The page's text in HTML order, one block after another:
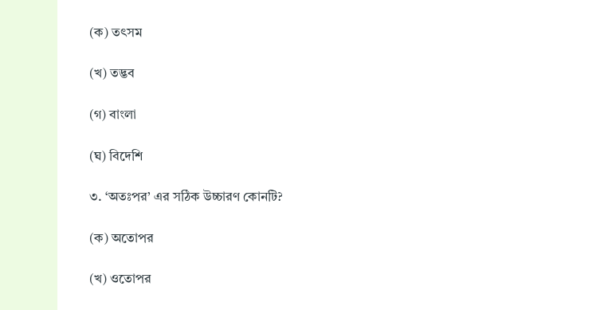
(ক) তৎসম
(খ) তদ্ভব
(গ) বাংলা
(ঘ) বিদেশি
৩. ‘অতঃপর’ এর সঠিক উচ্চারণ কোনটি?
(ক) অতোপর
(খ) ওতোপর